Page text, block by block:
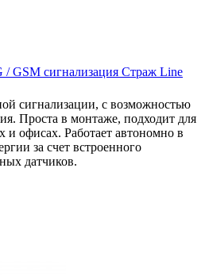
/ GSM сигнализация Страж Line
сигнализации, с возможностью
Проста в монтаже, подходит для
и офисах. Работает автономно в
за счет встроенного
датчиков.